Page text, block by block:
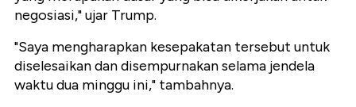
negosiasi," ujar Trump.
"Saya mengharapkan kesepakatan tersebut untuk
diselesaikan dan disempurnakan selama jendela
waktu dua minggu ini," tambahnya.